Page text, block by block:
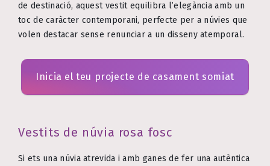
de destinació, aquest vestit equilibra l’elegància amb un
toc de caràcter contemporani, perfecte per a núvies que
volen destacar sense renunciar a un disseny atemporal.
Inicia el teu projecte de casament somiat
Vestits de núvia rosa fosc
Si ets una núvia atrevida i amb ganes de fer una autèntica